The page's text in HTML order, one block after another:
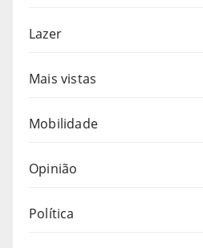
Lazer
Mais vistas
Mobilidade
Opinião
Política